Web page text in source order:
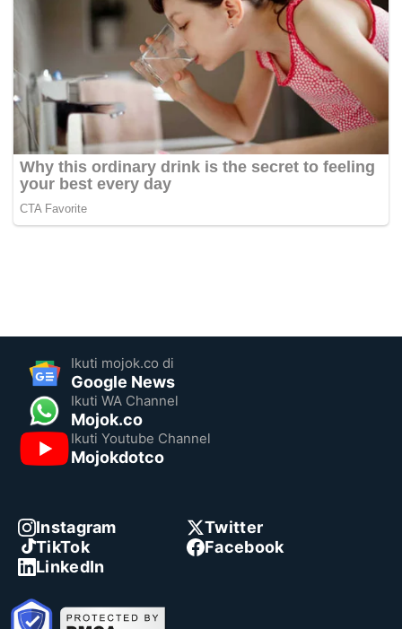
Ikuti mojok.co di
Google News
Ikuti WA Channel
Mojok.co
Ikuti Youtube Channel
Mojokdotco
Instagram
Twitter
TikTok
Facebook
LinkedIn